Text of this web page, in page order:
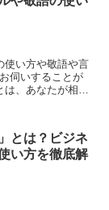
使い方や敬語や言
伺いすることが
、あなたが相手
とは？ビジネ
い方を徹底解